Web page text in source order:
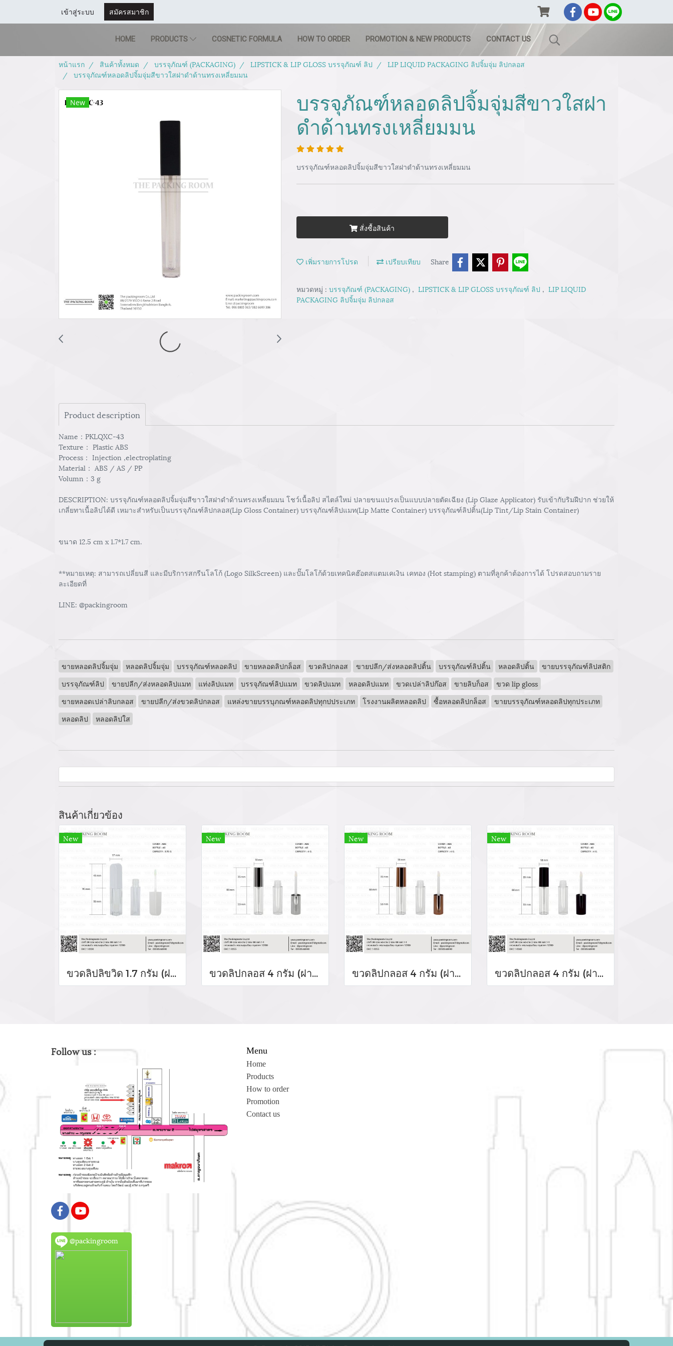
เข้าสู่ระบบ สมัครสมาชิก
HOME PRODUCTS COSNETIC FORMULA HOW TO ORDER PROMOTION & NEW PRODUCTS CONTACT US
หน้าแรก สินค้าทั้งหมด บรรจุภัณฑ์ (PACKAGING) LIPSTICK & LIP GLOSS บรรจุภัณฑ์ ลิป
LIP LIQUID PACKAGING ลิปจิ้มจุ่ม ลิปกลอส
บรรจุภัณฑ์หลอดลิปจิ้มจุ่มสีขาวใสฝาดำด้านทรงเหลี่ยมมน
New
บรรจุภัณฑ์หลอดลิปจิ้มจุ่มสีขาวใสฝา
ดำด้านทรงเหลี่ยมมน
บรรจุภัณฑ์หลอดลิปจิ้มจุ่มสีขาวใสฝาดำด้านทรงเหลี่ยมมน
สั่งซื้อสินค้า
เพิ่มรายการโปรด เปรียบเทียบ Share
หมวดหมู่ : บรรจุภัณฑ์ (PACKAGING) , LIPSTICK & LIP GLOSS บรรจุภัณฑ์ ลิป , LIP LIQUID
PACKAGING ลิปจิ้มจุ่ม ลิปกลอส
Product description
Name：PKLQXC-43
Texture： Plastic ABS
Process： Injection ,electroplating
Material： ABS / AS / PP
Volumn：3 g
DESCRIPTION: บรรจุภัณฑ์หลอดลิปจิ้มจุ่มสีขาวใสฝาดำด้านทรงเหลี่ยมมน โชว์เนื้อลิป สไตล์ใหม่ ปลายขนแปรงเป็นแบบปลายตัดเฉียง (Lip Glaze Applicator) รับเข้ากับริมฝีปาก ช่วยให้
เกลี่ยทาเนื้อลิปได้ดี เหมาะสำหรับเป็นบรรจุภัณฑ์ลิปกลอส(Lip Gloss Container) บรรจุภัณฑ์ลิปแมท(Lip Matte Container) บรรจุภัณฑ์ลิปติ้น(Lip Tint/Lip Stain Container)
ขนาด 12.5 cm x 1.7*1.7 cm.
**หมายเหตุ: สามารถเปลี่ยนสี และมีบริการสกรีนโลโก้ (Logo SilkScreen) และปั๊มโลโก้ด้วยเทคนิคฮ๊อตสแตมเคเงิน เคทอง (Hot stamping) ตามที่ลูกค้าต้องการได้ โปรดสอบถามราย
ละเอียดที่
LINE: @packingroom
ขายหลอดลิปจิ้มจุ่ม หลอดลิปจิ้มจุ่ม บรรจุภัณฑ์หลอดลิป ขายหลอดลิปกล็อส ขวดลิปกลอส ขายปลีก/ส่งหลอดลิปติ้น บรรจุภัณฑ์ลิปติ้น หลอดลิปติ้น
ขายบรรจุภัณฑ์ลิปสติก
บรรจุภัณฑ์ลิป
ขายปลีก/ส่งหลอดลิปแมท แท่งลิปแมท บรรจุภัณฑ์ลิปแมท ขวดลิปแมท หลอดลิปแมท ขวดเปล่าลิปก๊อส ขายลิบก็อส
ขวด lip gloss
ขายหลอดเปล่าลิบกลอส
ขายปลีก/ส่งขวดลิปกลอส แหล่งขายบรรบุภณฑ์หลอดลิปทุกปประเภท โรงงานผลิตหลอดลิป ซื้อหลอดลิปกล็อส
ขายบรรจุภัณฑ์หลอดลิปทุกประเภท
หลอดลิป
หลอดลิปใส
สินค้าเกี่ยวข้อง
New
ขวดลิปลิขวิด 1.7 กรัม (ฝาสีขาว)
New
ขวดลิปกลอส 4 กรัม (ฝาสีเงิน)
New
ขวดลิปกลอส 4 กรัม (ฝาสีโรสโกล์ด)
New
ขวดลิปกลอส 4 กรัม (ฝาสีดำเงา)
Follow us :
@packingroom
Menu
Home
Products
How to order
Promotion
Contact us